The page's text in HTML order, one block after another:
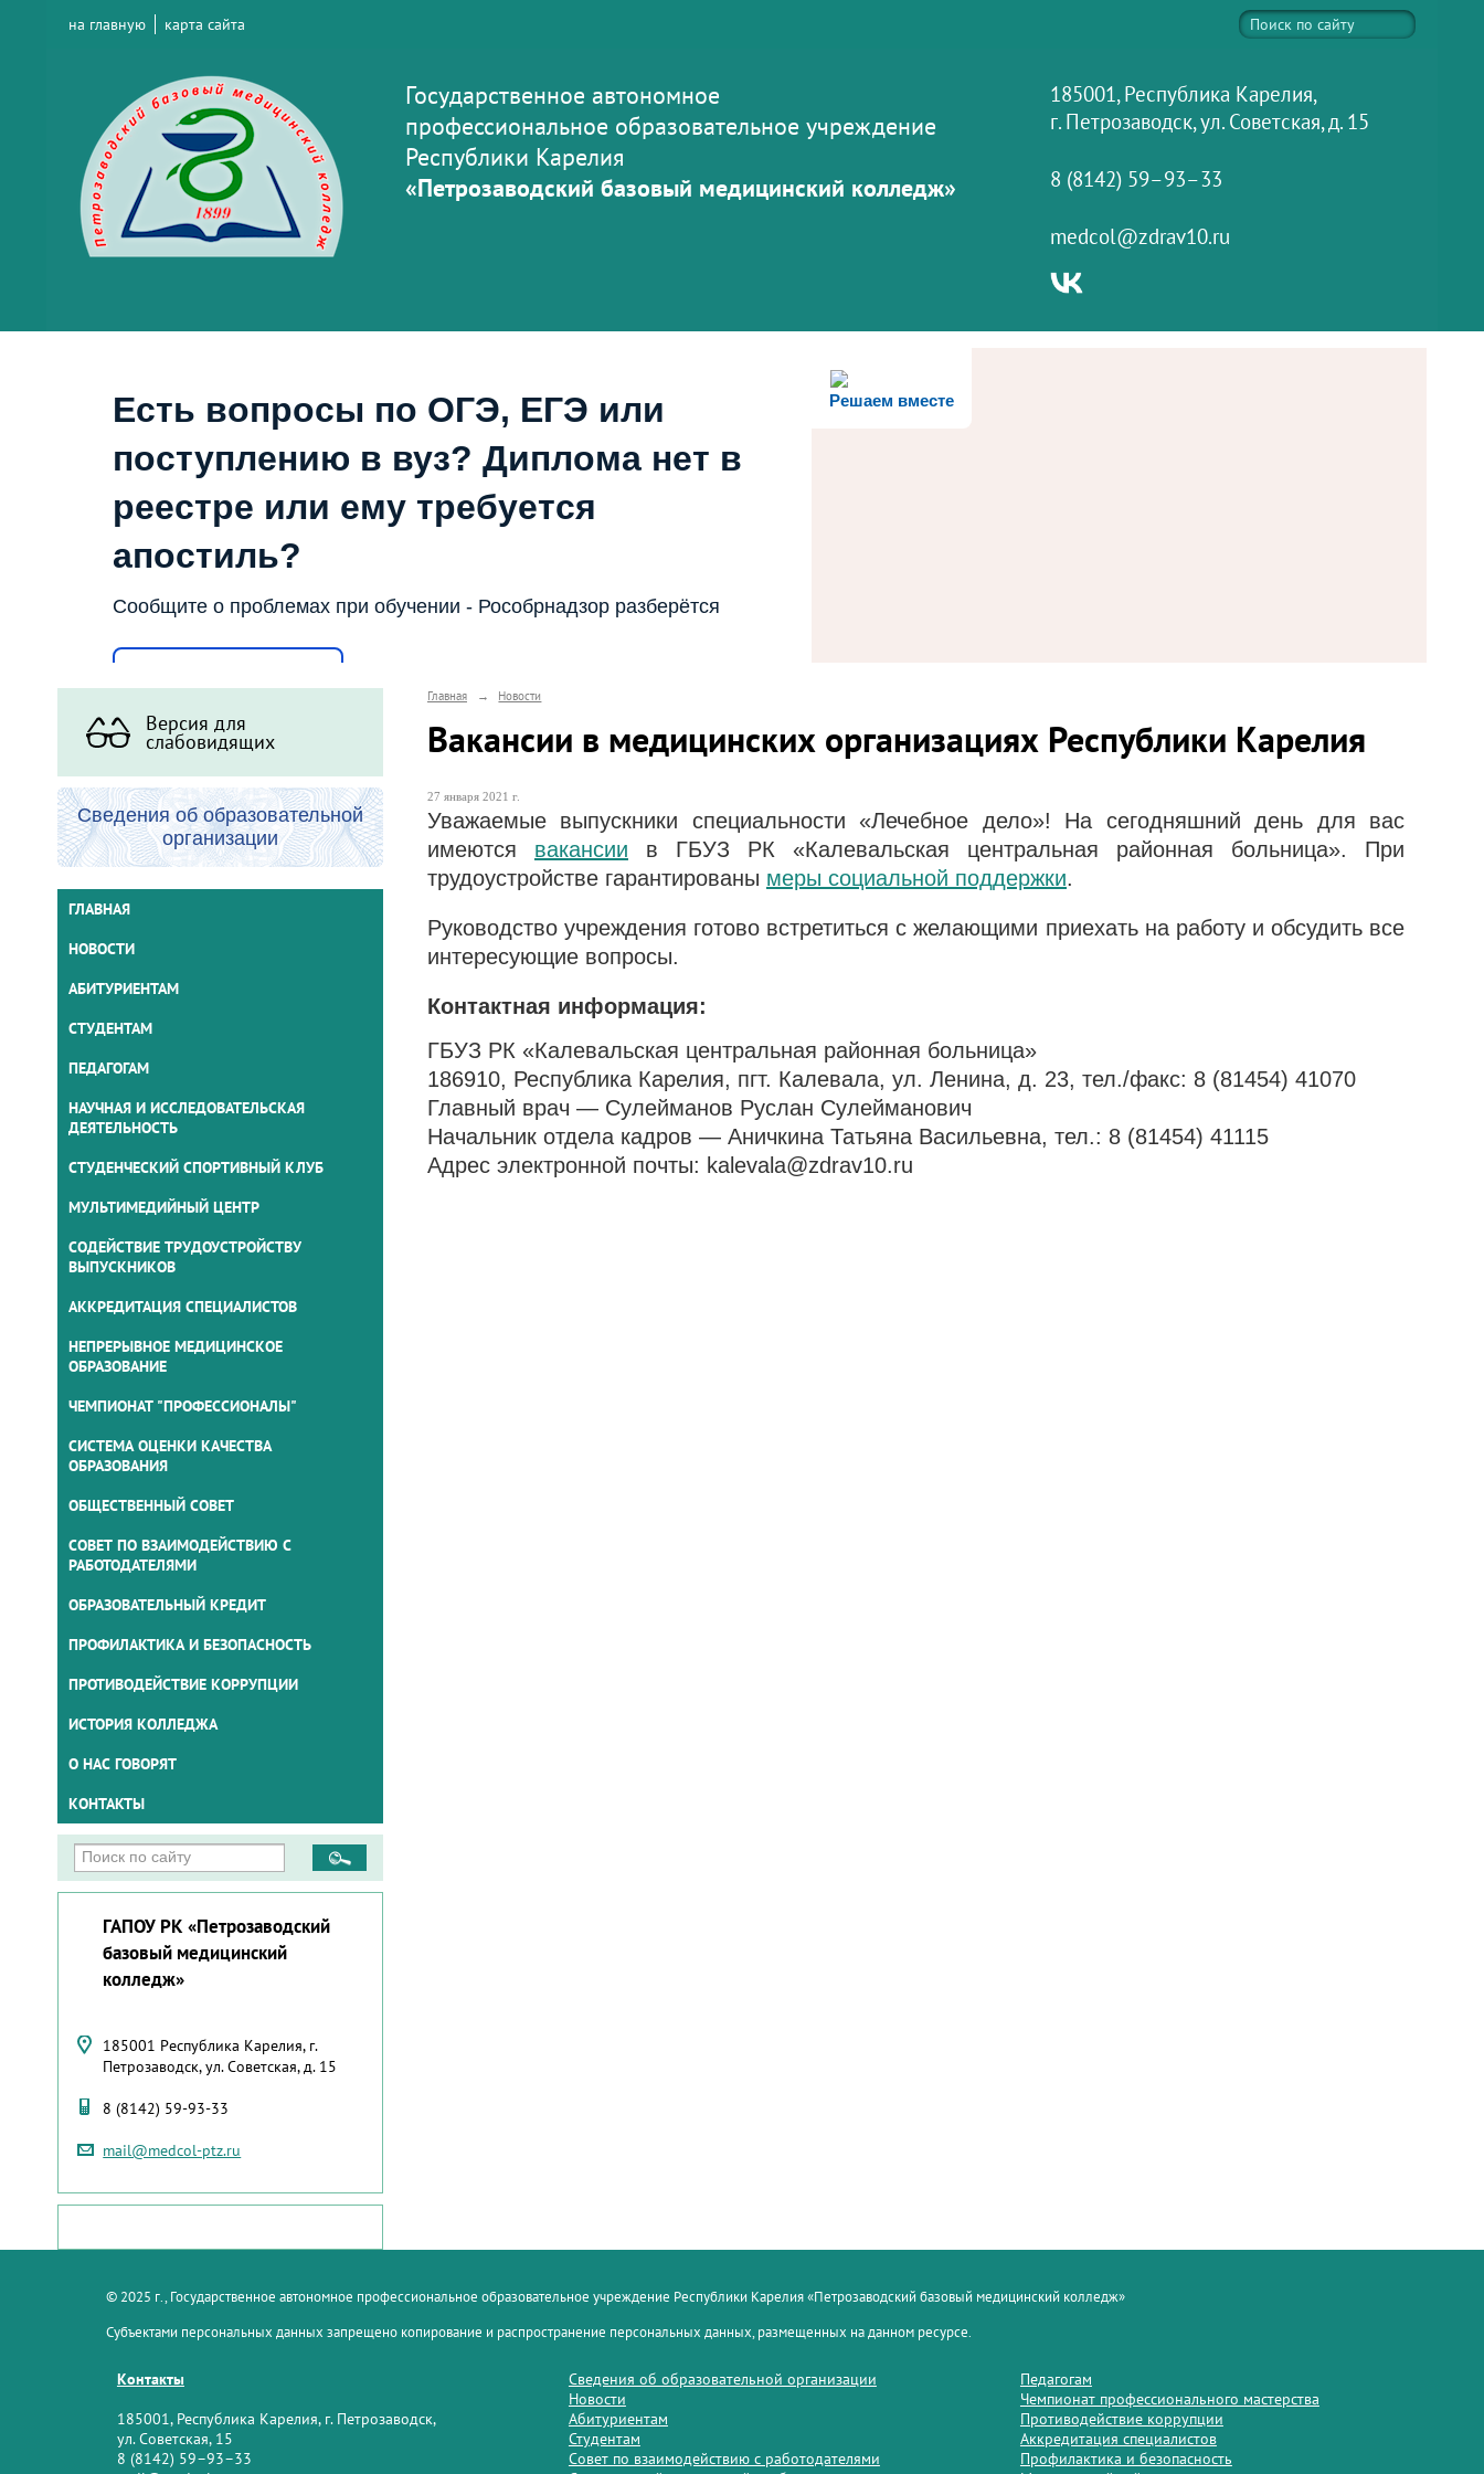
на главную карта сайта
Государственное автономное
профессиональное образовательное учреждение
Республики Карелия
«Петрозаводский базовый медицинский колледж»
185001, Республика Карелия,
г. Петрозаводск, ул. Советская, д. 15
8 (8142) 59–93–33
medcol@zdrav10.ru
Решаем вместе
Есть вопросы по ОГЭ, ЕГЭ или
поступлению в вуз? Диплома нет в
реестре или ему требуется
апостиль?
Сообщите о проблемах при обучении - Рособрнадзор разберётся
Версия для
слабовидящих
Сведения об образовательной
организации
ГЛАВНАЯ
НОВОСТИ
АБИТУРИЕНТАМ
СТУДЕНТАМ
ПЕДАГОГАМ
НАУЧНАЯ И ИССЛЕДОВАТЕЛЬСКАЯ
ДЕЯТЕЛЬНОСТЬ
СТУДЕНЧЕСКИЙ СПОРТИВНЫЙ КЛУБ
МУЛЬТИМЕДИЙНЫЙ ЦЕНТР
СОДЕЙСТВИЕ ТРУДОУСТРОЙСТВУ
ВЫПУСКНИКОВ
АККРЕДИТАЦИЯ СПЕЦИАЛИСТОВ
НЕПРЕРЫВНОЕ МЕДИЦИНСКОЕ
ОБРАЗОВАНИЕ
ЧЕМПИОНАТ "ПРОФЕССИОНАЛЫ"
СИСТЕМА ОЦЕНКИ КАЧЕСТВА
ОБРАЗОВАНИЯ
ОБЩЕСТВЕННЫЙ СОВЕТ
СОВЕТ ПО ВЗАИМОДЕЙСТВИЮ С
РАБОТОДАТЕЛЯМИ
ОБРАЗОВАТЕЛЬНЫЙ КРЕДИТ
ПРОФИЛАКТИКА И БЕЗОПАСНОСТЬ
ПРОТИВОДЕЙСТВИЕ КОРРУПЦИИ
ИСТОРИЯ КОЛЛЕДЖА
О НАС ГОВОРЯТ
КОНТАКТЫ
ГАПОУ РК «Петрозаводский
базовый медицинский
колледж»
185001 Республика Карелия, г.
Петрозаводск, ул. Советская, д. 15
8 (8142) 59-93-33
mail@medcol-ptz.ru
Главная → Новости
Вакансии в медицинских организациях Республики Карелия
27 января 2021 г.
Уважаемые выпускники специальности «Лечебное дело»! На сегодняшний день для вас
имеются вакансии в ГБУЗ РК «Калевальская центральная районная больница». При
трудоустройстве гарантированы меры социальной поддержки.
Руководство учреждения готово встретиться с желающими приехать на работу и обсудить все
интересующие вопросы.
Контактная информация:
ГБУЗ РК «Калевальская центральная районная больница»
186910, Республика Карелия, пгт. Калевала, ул. Ленина, д. 23, тел./факс: 8 (81454) 41070
Главный врач — Сулейманов Руслан Сулейманович
Начальник отдела кадров — Аничкина Татьяна Васильевна, тел.: 8 (81454) 41115
Адрес электронной почты: kalevala@zdrav10.ru
© 2025 г., Государственное автономное профессиональное образовательное учреждение Республики Карелия «Петрозаводский базовый медицинский колледж»
Субъектами персональных данных запрещено копирование и распространение персональных данных, размещенных на данном ресурсе.
Контакты
185001, Республика Карелия, г. Петрозаводск,
ул. Советская, 15
8 (8142) 59–93–33
Сведения об образовательной организации
Новости
Абитуриентам
Студентам
Совет по взаимодействию с работодателями
Педагогам
Чемпионат профессионального мастерства
Противодействие коррупции
Аккредитация специалистов
Профилактика и безопасность